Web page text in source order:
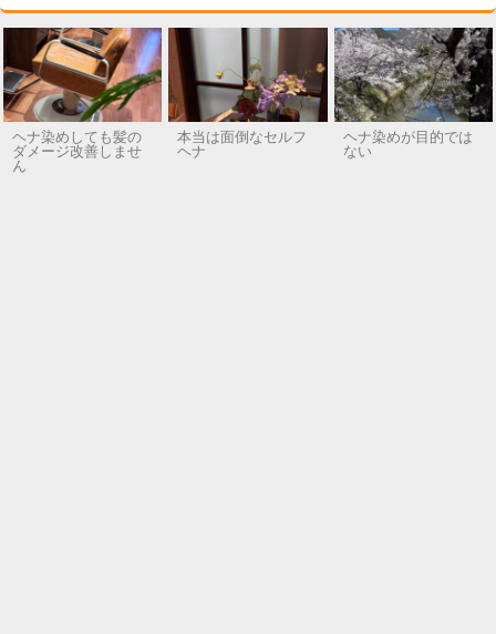
ヘナ染めしても髪の
ダメージ改善しませ
ん
本当は面倒なセルフ
ヘナ
ヘナ染めが目的では
ない